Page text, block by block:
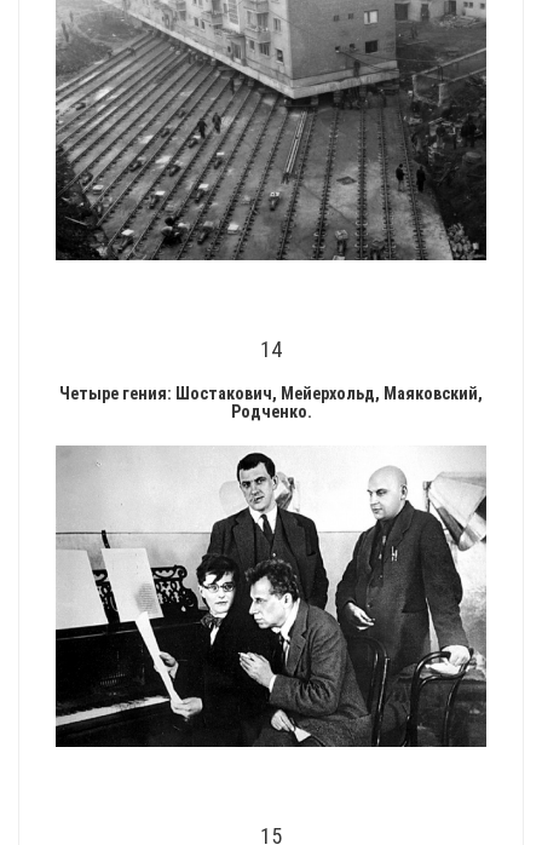
14
Четыре гения: Шостакович, Мейерхольд, Маяковский,
Родченко.
15